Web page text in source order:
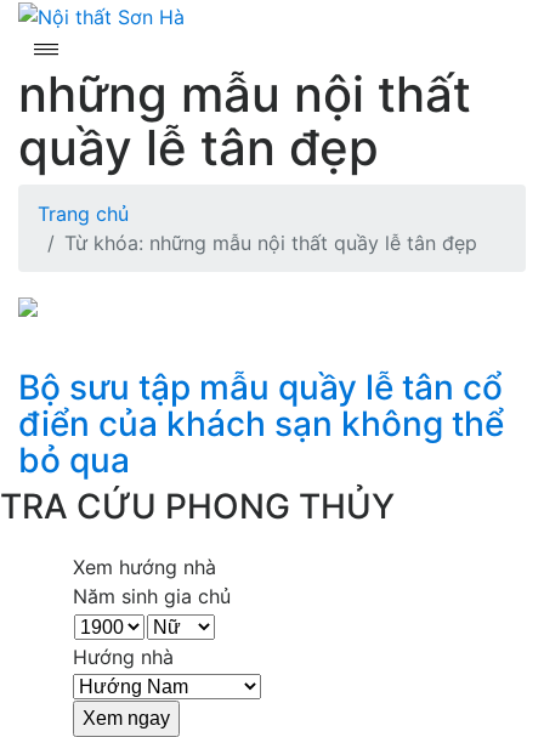
Skip
content
những mẫu nội thất
quầy lễ tân đẹp
Trang chủ
Từ khóa: những mẫu nội thất quầy lễ tân đẹp
Bộ sưu tập mẫu quầy lễ tân cổ
điển của khách sạn không thể
bỏ qua
TRA CỨU PHONG THỦY
Xem hướng nhà
Năm sinh gia chủ
Hướng nhà